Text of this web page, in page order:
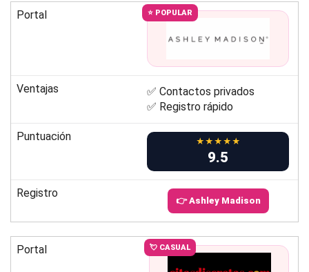
Portal ⭐ POPULAR
Ventajas
✅ Contactos privados
✅ Registro rápido
Puntuación ★★★★★
9.5
Registro
👉 Ashley Madison
Portal 💘 CASUAL